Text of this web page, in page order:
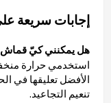
إجابات سريعة
هل يمكنني كيّ قماش
استخدمي حرارة
الأفضل تعليقها في
تنعيم التجاعيد.